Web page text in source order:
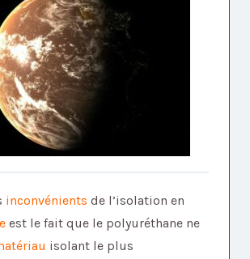
inconvénients de l’isolation en
est le fait que le polyuréthane ne
isolant le plus